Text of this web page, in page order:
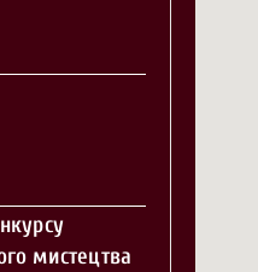
мистецтва